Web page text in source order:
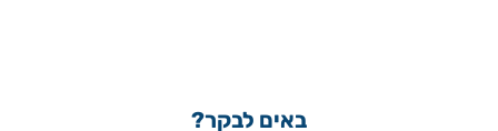
באים לבקר?